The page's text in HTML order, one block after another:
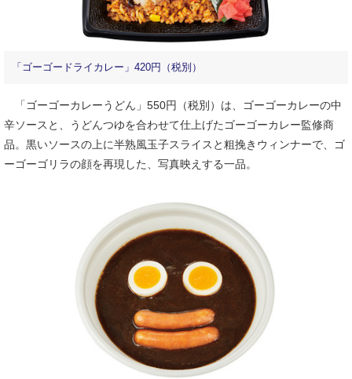
「ゴーゴードライカレー」420円（税別）
「ゴーゴーカレーうどん」550円（税別）は、ゴーゴーカレーの中
辛ソースと、うどんつゆを合わせて仕上げたゴーゴーカレー監修商
品。黒いソースの上に半熟風玉子スライスと粗挽きウィンナーで、ゴ
ーゴーゴリラの顔を再現した、写真映えする一品。